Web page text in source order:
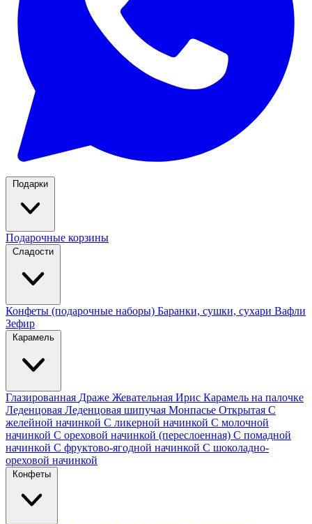
Подарки
Подарочные корзины
Сладости
Конфеты (подарочные наборы) Баранки, сушки, сухари Вафли
Зефир
Карамель
Глазированная Драже Жевательная Ирис Карамель на палочке
Леденцовая Леденцовая шипучая Монпасье Открытая С
желейной начинкой С ликерной начинкой С молочной
начинкой С ореховой начинкой (переслоенная) С помадной
начинкой С фруктово-ягодной начинкой С шоколадно-
ореховой начинкой
Конфеты